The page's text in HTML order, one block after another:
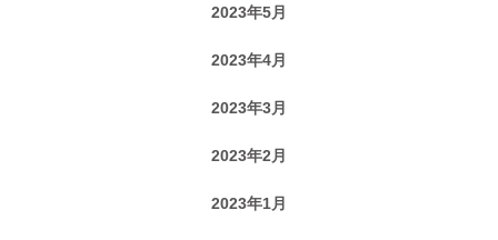
2023年5月
2023年4月
2023年3月
2023年2月
2023年1月